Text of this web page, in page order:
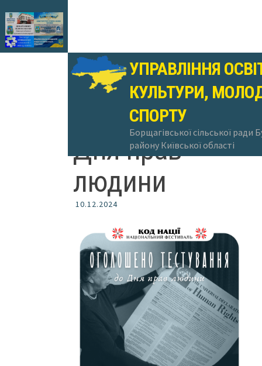
УПРАВЛІННЯ
КУЛЬТУРИ,
СПОРТУ
Борщагівської сільської ради
району Київської області
Тестування до
Дня прав
людини
10.12.2024